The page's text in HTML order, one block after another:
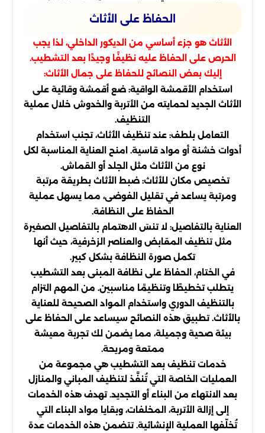
الحفاظ على الأثاث
الأثاث هو جزء أساسي من الديكور الداخلي، لذا يجب
الحرص على الحفاظ عليه نظيفًا وجيدًا بعد التشطيب.
إليك بعض النصائح للحفاظ على جمال الأثاث:
استخدام الأقمشة الواقية: ضع أقمشة وقائية على
الأثاث الجديد لحمايته من الأتربة والخدوش خلال عملية
التنظيف.
التعامل بلطف: عند تنظيف الأثاث، تجنب استخدام
أدوات خشنة أو مواد قاسية. امنح العناية المناسبة لكل
نوع من الأثاث مثل الجلد أو القماش.
تخصيص مكان للأثاث: ضبط الأثاث بطريقة مرتبة
ومرتبة يساعد في تقليل الفوضى، مما يسهل عملية
الحفاظ على النظافة.
العناية بالتفاصيل: لا تنسَ الاهتمام بالتفاصيل الصغيرة
مثل تنظيف المقابض والعناصر الزخرفية، حيث أنها
تكمل صورة النظافة بشكل كبير.
في الختام، الحفاظ على نظافة المبنى بعد التشطيب
يتطلب تخطيطًا وتنظيمًا مناسبين. من المهم التزام
بالتنظيف الدوري واستخدام المواد الصحيحة للعناية
بالأثاث. تطبيق هذه النصائح سيساعد على الحفاظ على
بيئة صحية وجميلة، مما يضمن لك تجربة معيشة
ممتعة ومريحة.
خدمات تنظيف بعد التشطيب هي مجموعة من
العمليات الخاصة التي تُنفَّذ لتنظيف المباني والمنازل
بعد الانتهاء من البناء أو التجديد. تهدف هذه الخدمات
إلى إزالة الأتربة، المخلفات، وبقايا مواد البناء التي
تُخلّفها العملية الإنشائية. تتضمن هذه الخدمات عدة